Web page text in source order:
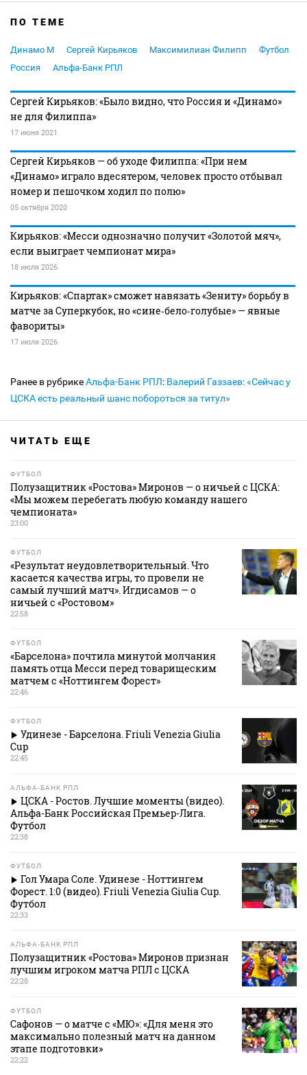
ПО ТЕМЕ
Динамо М Сергей Кирьяков Максимилиан Филипп
Футбол
Россия
Альфа-Банк РПЛ
Сергей Кирьяков: «Было видно, что Россия и «Динамо»
не для Филиппа»
17 июня 2021
Сергей Кирьяков — об уходе Филиппа: «При нем
«Динамо» играло вдесятером, человек просто отбывал
номер и пешочком ходил по полю»
05 октября 2020
Кирьяков: «Месси однозначно получит «Золотой мяч»,
если выиграет чемпионат мира»
18 июля 2026
Кирьяков: «Спартак» сможет навязать «Зениту» борьбу в
матче за Суперкубок, но «сине‑бело‑голубые» — явные
фавориты»
17 июля 2026
Ранее в рубрикеАльфа-Банк РПЛ: Валерий Газзаев: «Сейчас у
ЦСКА есть реальный шанс побороться за титул»
ЧИТАТЬ ЕЩЕ
ФУТБОЛ
Полузащитник «Ростова» Миронов — о ничьей с ЦСКА:
«Мы можем перебегать любую команду нашего
чемпионата»
23:00
ФУТБОЛ
«Результат неудовлетворительный. Что
касается качества игры, то провели не
самый лучший матч». Игдисамов — о
ничьей с «Ростовом»
22:58
ФУТБОЛ
«Барселона» почтила минутой молчания
память отца Месси перед товарищеским
матчем с «Ноттингем Форест»
22:46
ФУТБОЛ
Удинезе - Барселона. Friuli Venezia Giulia
Cup
22:45
АЛЬФА-БАНК РПЛ
ЦСКА - Ростов. Лучшие моменты (видео).
Альфа-Банк Российская Премьер-Лига.
Футбол
22:38
ФУТБОЛ
Гол Умара Соле. Удинезе - Ноттингем
Форест. 1:0 (видео). Friuli Venezia Giulia Cup.
Футбол
22:33
АЛЬФА-БАНК РПЛ
Полузащитник «Ростова» Миронов признан
лучшим игроком матча РПЛ с ЦСКА
22:28
ФУТБОЛ
Сафонов — о матче с «МЮ»: «Для меня это
максимально полезный матч на данном
этапе подготовки»
22:22